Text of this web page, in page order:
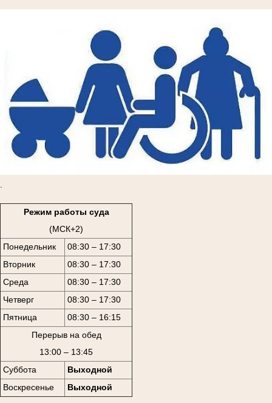
Режим работы суда
(МСК+2)
Понедельник
08:30 – 17:30
Вторник
08:30 – 17:30
Среда
08:30 – 17:30
Четверг
08:30 – 17:30
Пятница
08:30 – 16:15
Перерыв на обед
13:00 – 13:45
Суббота
Выходной
Воскресенье
Выходной